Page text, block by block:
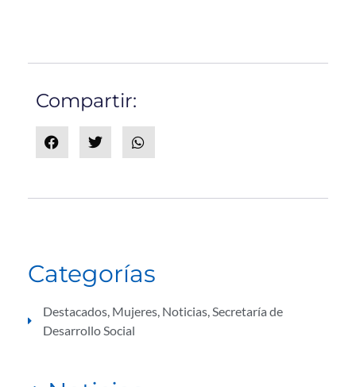
Compartir:
Categorías
Destacados Mujeres Noticias Secretaría de
Desarrollo Social